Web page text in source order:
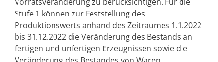
Stufe 1 können zur Feststellung des
Produktionswerts anhand des Zeitraumes 1.1.2022
bis 31.12.2022 die Veränderung des Bestands an
fertigen und unfertigen Erzeugnissen sowie die